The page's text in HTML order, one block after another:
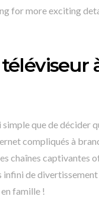
for more exciting
que de décider
compliqués à
chaînes captivantes
infini de
famille !